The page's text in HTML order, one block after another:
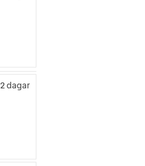
2 dagar